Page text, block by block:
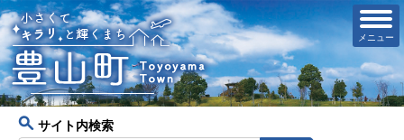
サイト内検索
メニュー